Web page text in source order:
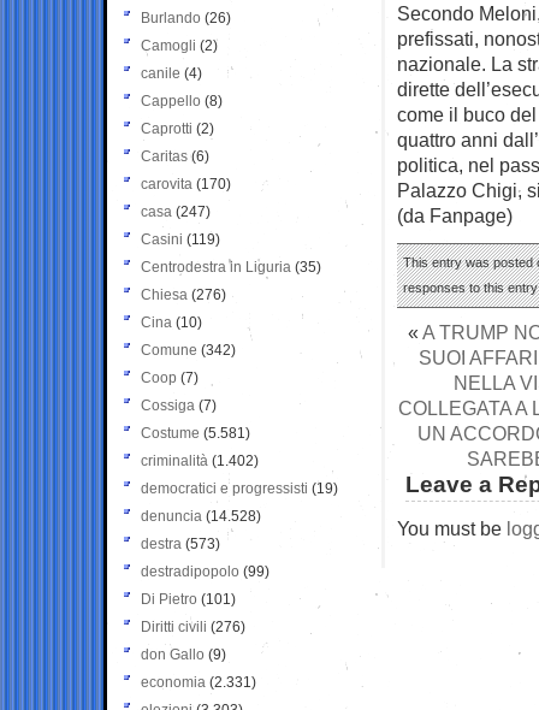
Secondo
prefissati,
nazionale. La
dirette
come il buco
quattro anni
politica, nel
Palazzo Chigi,
(da Fanpage)
This entry was posted
responses to this
« A TRUMP
SUOI
NELLA
COLLEGATA A
UN
Leave a
You must be
Burlando (26)
Camogli (2)
canile (4)
Cappello (8)
Caprotti (2)
Caritas (6)
carovita (170)
casa (247)
Casini (119)
Centrodestra in Liguria (35)
Chiesa (276)
Cina (10)
Comune (342)
Coop (7)
Cossiga (7)
Costume (5.581)
criminalità (1.402)
democratici e progressisti (19)
denuncia (14.528)
destra (573)
destradipopolo (99)
Di Pietro (101)
Diritti civili (276)
don Gallo (9)
economia (2.331)